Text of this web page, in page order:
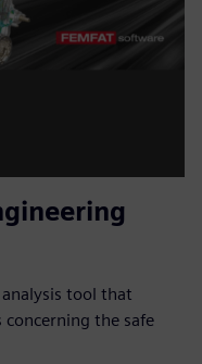
analysis tool that
the safe